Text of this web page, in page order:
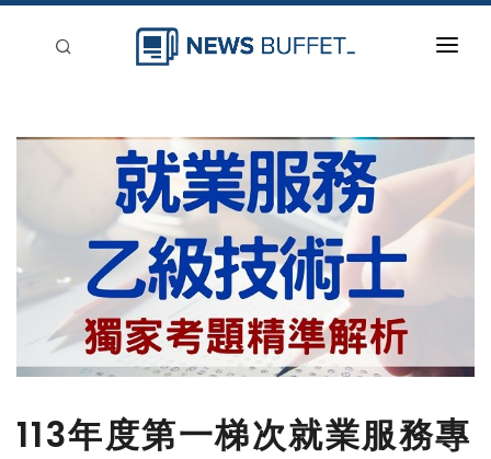
新聞稿分類
113年度第一梯次就業服務專